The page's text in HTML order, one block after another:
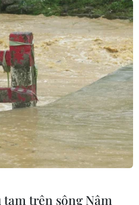
tạm trên sông Nậm